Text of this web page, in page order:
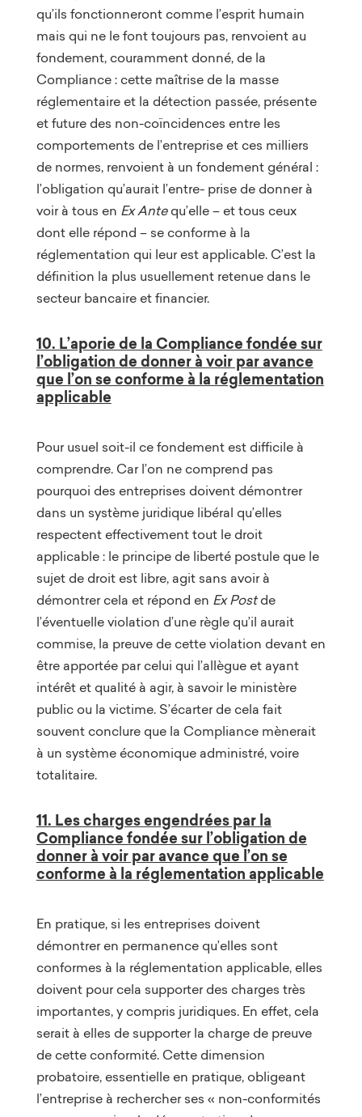
qu’ils fonctionneront comme l’esprit humain
mais qui ne le font toujours pas, renvoient au
fondement, couramment donné, de la
Compliance : cette maîtrise de la masse
réglementaire et la détection passée, présente
et future des non-coïncidences entre les
comportements de l’entreprise et ces milliers
de normes, renvoient à un fondement général :
l’obligation qu’aurait l’entre- prise de donner à
voir à tous en Ex Antequ’elle – et tous ceux
dont elle répond – se conforme à la
réglementation qui leur est applicable. C’est la
définition la plus usuellement retenue dans le
secteur bancaire et financier.
10. L’aporie de la Compliance fondée sur
l’obligation de donner à voir par avance
que l’on se conforme à la réglementation
applicable
Pour usuel soit-il ce fondement est difficile à
comprendre. Car l’on ne comprend pas
pourquoi des entreprises doivent démontrer
dans un système juridique libéral qu’elles
respectent effectivement tout le droit
applicable : le principe de liberté postule que le
sujet de droit est libre, agit sans avoir à
démontrer cela et répond en Ex Postde
l’éventuelle violation d’une règle qu’il aurait
commise, la preuve de cette violation devant en
être apportée par celui qui l’allègue et ayant
intérêt et qualité à agir, à savoir le ministère
public ou la victime. S’écarter de cela fait
souvent conclure que la Compliance mènerait
à un système économique administré, voire
totalitaire.
11. Les charges engendrées par la
Compliance fondée sur l’obligation de
donner à voir par avance que l’on se
conforme à la réglementation applicable
En pratique, si les entreprises doivent
démontrer en permanence qu’elles sont
conformes à la réglementation applicable, elles
doivent pour cela supporter des charges très
importantes, y compris juridiques. En effet, cela
serait à elles de supporter la charge de preuve
de cette conformité. Cette dimension
probatoire, essentielle en pratique, obligeant
l’entreprise à rechercher ses « non-conformités